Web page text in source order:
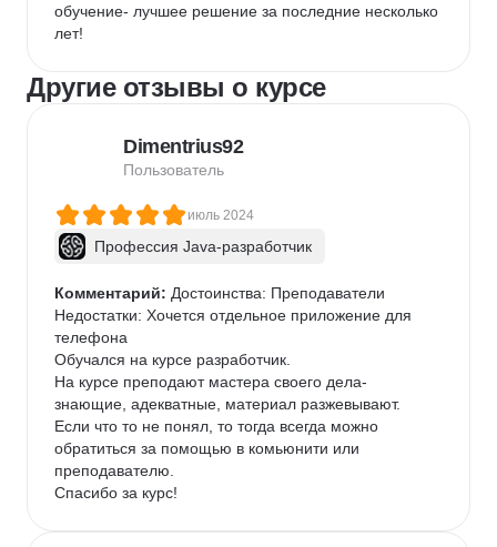
обучение- лучшее решение за последние несколько
лет!
Другие отзывы о курсе
Dimentrius92
Пользователь
июль 2024
Профессия Java-разработчик
Комментарий: Достоинства: Преподаватели
Недостатки: Хочется отдельное приложение для
телефона
Обучался на курсе разработчик.
На курсе преподают мастера своего дела-
знающие, адекватные, материал разжевывают.
Если что то не понял, то тогда всегда можно
обратиться за помощью в комьюнити или
преподавателю.
Спасибо за курс!